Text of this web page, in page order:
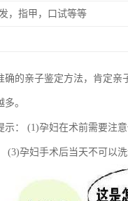
，指甲，口试等等
的亲子鉴定方法，肯定
。
示： (1)孕妇在术前需要注
孕妇手术后当天不可以洗